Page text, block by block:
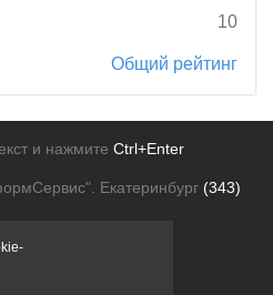
10
Общий рейтинг
и нажмите Ctrl+Enter
Екатеринбург (343)